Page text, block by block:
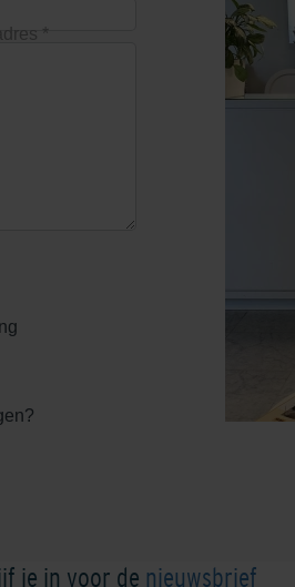
*
je in voor de nieuwsbrief